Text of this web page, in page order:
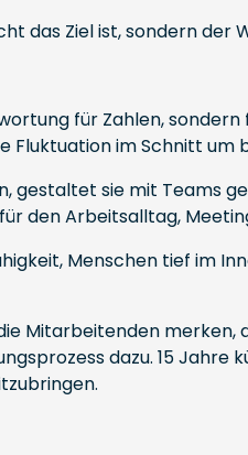
das Ziel ist, sondern der
für Zahlen,
im Schnitt um
gestaltet sie mit Teams
den Arbeitsalltag,
Menschen tief im
Mitarbeitenden
dazu. 15 Jahre